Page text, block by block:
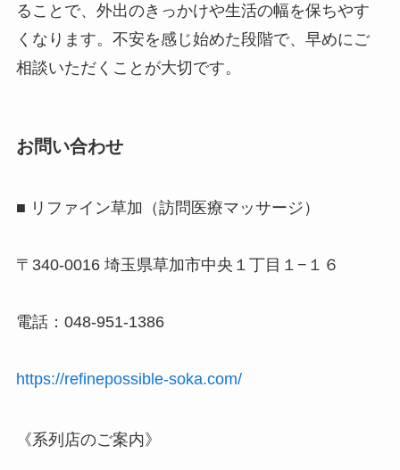
ることで、外出のきっかけや生活の幅を保ちやす
くなります。不安を感じ始めた段階で、早めにご
相談いただくことが大切です。
お問い合わせ
■ リファイン草加（訪問医療マッサージ）
〒340-0016 埼玉県草加市中央１丁目１−１６
電話：048-951-1386
https://refinepossible-soka.com/
《系列店のご案内》